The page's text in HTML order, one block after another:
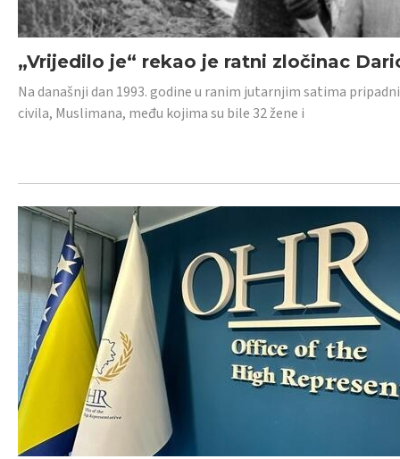
„Vrijedilo je“ rekao je ratni zločinac
Na današnji dan 1993. godine u ranim jutarnjim satima
civila, Muslimana, među kojima su bile 32 žene i